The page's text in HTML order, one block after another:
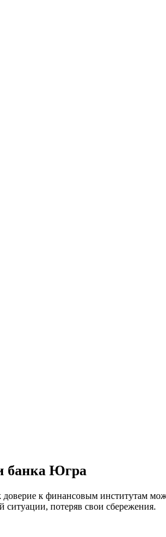
банка Югра
к финансовым институтам
ситуации, потеряв свои сбережения.